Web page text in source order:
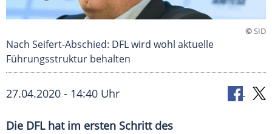
©SID
Nach Seifert-Abschied: DFL wird wohl aktuelle
Führungsstruktur behalten
27.04.2020 - 14:40 Uhr
Die DFL hat im ersten Schritt des